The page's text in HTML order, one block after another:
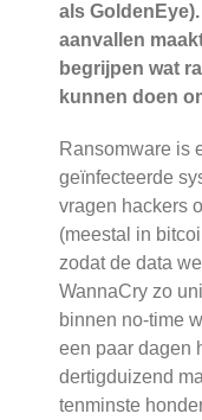
als
aanvallen
begrijpen wat
kunnen doen
Ransomware is
geïnfecteerde
vragen hackers
(meestal in
zodat de data
WannaCry zo
binnen no-time
een paar dagen
dertigduizend
tenminste